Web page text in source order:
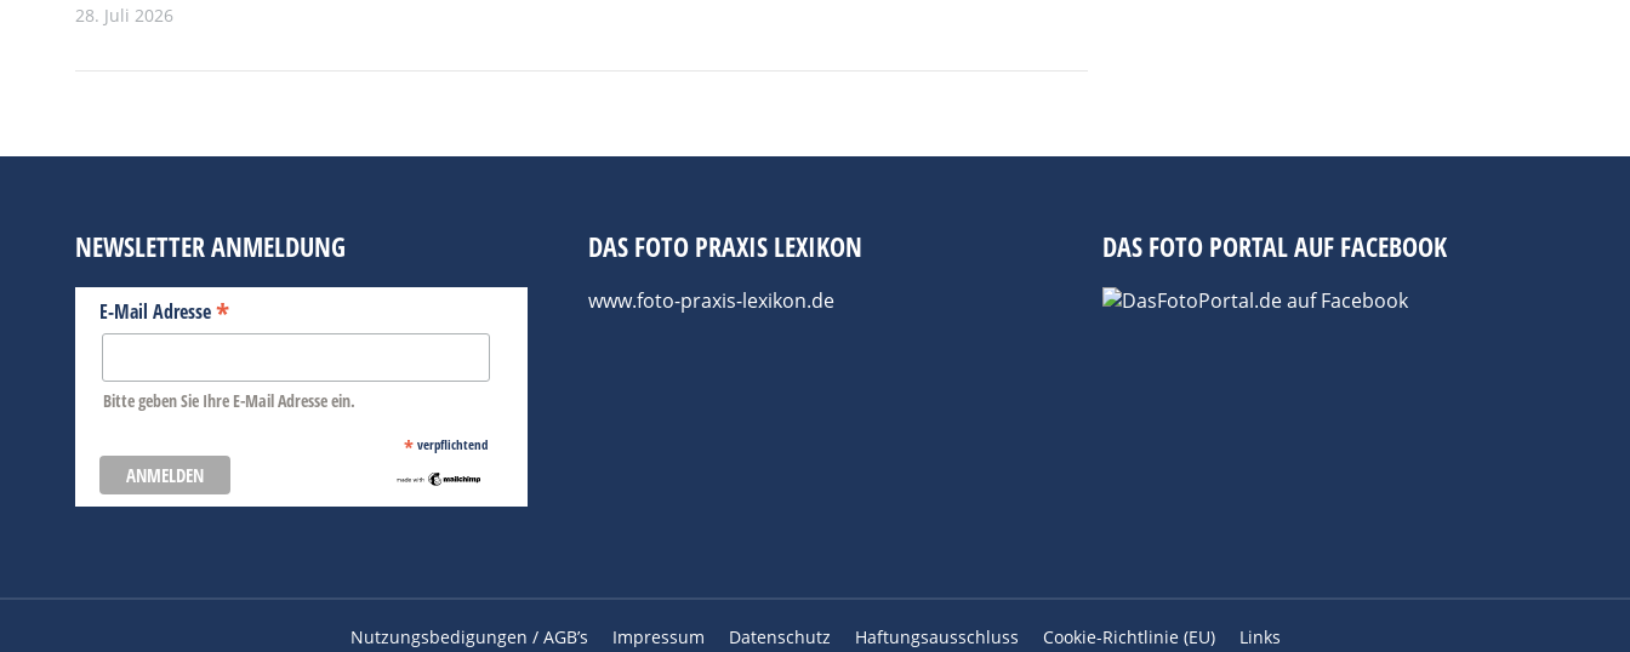
28. Juli 2026
NEWSLETTER ANMELDUNG
E-Mail Adresse*
Bitte geben Sie Ihre E-Mail Adresse ein.
* verpflichtend
DAS FOTO PRAXIS LEXIKON
www.foto-praxis-lexikon.de
DAS FOTO PORTAL AUF FACEBOOK
Nutzungsbedigungen / AGB’s Impressum Datenschutz Haftungsausschluss Cookie-Richtlinie (EU) Links